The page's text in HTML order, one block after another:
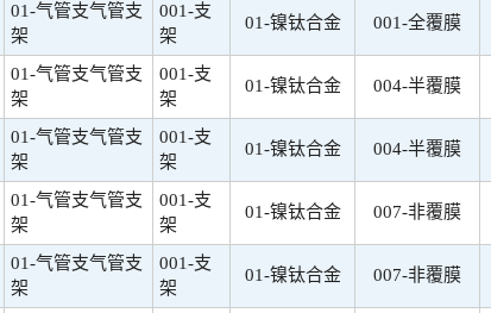
01-气管支气管支
架
001-支
架
01-镍钛合金 001-全覆膜
01-气管支气管支
架
001-支
架
01-镍钛合金 004-半覆膜
01-气管支气管支
架
001-支
架
01-镍钛合金 004-半覆膜
01-气管支气管支
架
001-支
架
01-镍钛合金 007-非覆膜
01-气管支气管支
架
001-支
架
01-镍钛合金 007-非覆膜